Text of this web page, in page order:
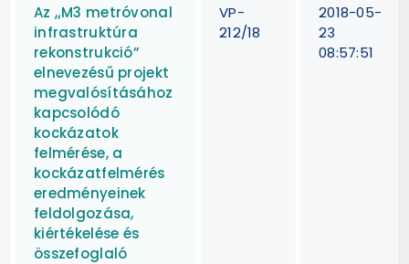
Az „M3 metróvonal
infrastruktúra
rekonstrukció”
elnevezésű projekt
megvalósításához
kapcsolódó
kockázatok
felmérése, a
kockázatfelmérés
eredményeinek
feldolgozása,
kiértékelése és
összefoglaló
VP-
212/18
2018-05-
23
08:57:51